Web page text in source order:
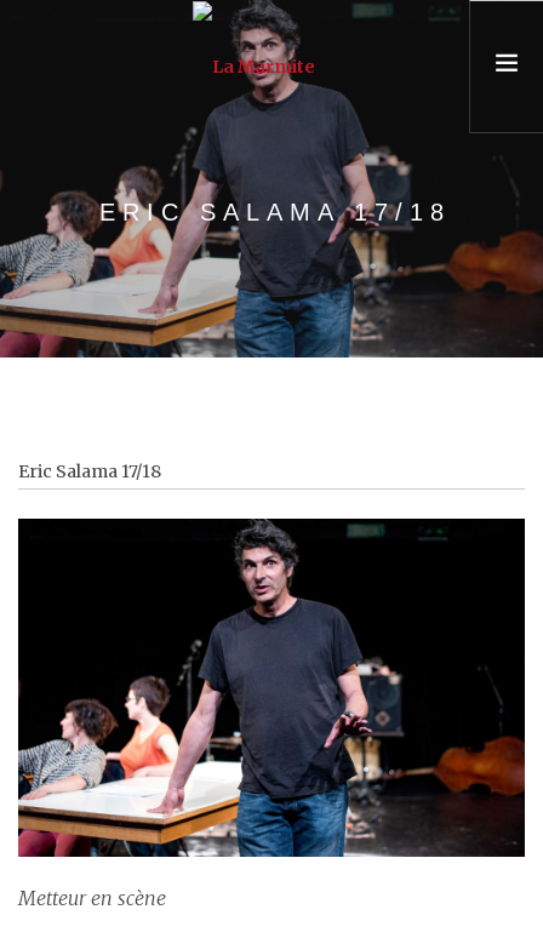
PRÉSENTATION
ASSOCIATION & ÉQUIPE
PARCOURS
UNIVERSITÉ POPULAIRE
CONSEIL & FORMATION
ERIC SALAMA 17/18
Eric Salama 17/18
Metteur en scène